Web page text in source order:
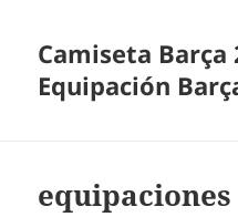
Camiseta Barça
Equipación